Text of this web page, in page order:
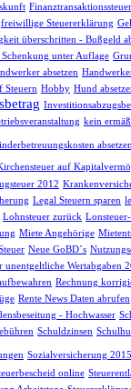
freiwillige Steuererklärung
überschritten - Bußgeld
unter Auflage
absetzen
Steuern Hobby Hund
kein
absetzen
auf
2012
Legal Steuern sparen
Lohnsteuer zurück
Miete Angehörige
Neue GoBD´s
unentgeltliche Wertabgaben
Rechnung
Rente News Daten abrufen
- Hochwasser
Schuldzinsen
Sozialversicherung 2015
online